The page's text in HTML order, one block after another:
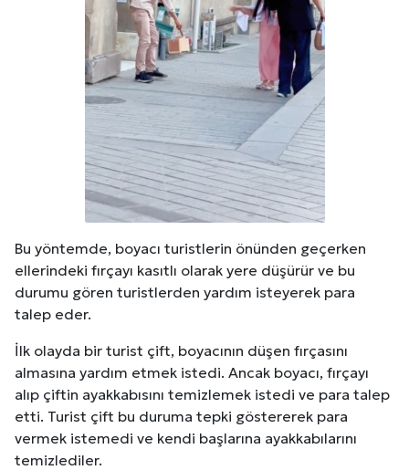
Bu yöntemde, boyacı turistlerin önünden geçerken
ellerindeki fırçayı kasıtlı olarak yere düşürür ve bu
durumu gören turistlerden yardım isteyerek para
talep eder.
İlk olayda bir turist çift, boyacının düşen fırçasını
almasına yardım etmek istedi. Ancak boyacı, fırçayı
alıp çiftin ayakkabısını temizlemek istedi ve para talep
etti. Turist çift bu duruma tepki göstererek para
vermek istemedi ve kendi başlarına ayakkabılarını
temizlediler.